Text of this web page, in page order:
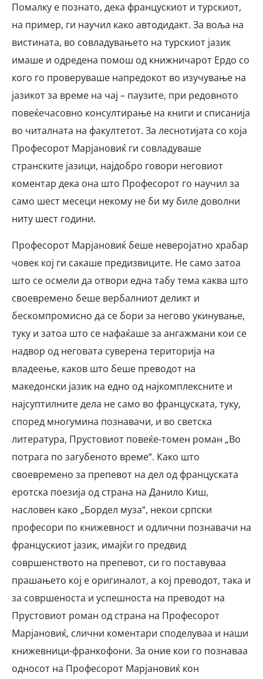
Помалку е познато, дека францускиот и турскиот,
на пример, ги научил како автодидакт. За воља на
вистината, во совладувањето на турскиот јазик
имаше и одредена помош од книжничарот Ердо со
кого го проверуваше напредокот во изучување на
јазикот за време на чај – паузите, при редовното
повеќечасовно консултирање на книги и списанија
во читалната на факултетот. За леснотијата со која
Професорот Марјановиќ ги совладуваше
странските јазици, најдобро говори неговиот
коментар дека она што Професорот го научил за
само шест месеци некому не би му биле доволни
ниту шест години.
Професорот Марјановиќ беше неверојатно храбар
човек кој ги сакаше предизвиците. Не само затоа
што се осмели да отвори една табу тема каква што
своевремено беше вербалниот деликт и
бескомпромисно да се бори за негово укинување,
туку и затоа што се нафаќаше за ангажмани кои се
надвор од неговата суверена територија на
владеење, каков што беше преводот на
македонски јазик на едно од најкомплексните и
најсуптилните дела не само во француската, туку,
според многумина познавачи, и во светска
литература, Прустовиот повеќе-томен роман „Во
потрага по загубеното време“. Како што
своевремено за препевот на дел од француската
еротска поезија од страна на Данило Киш,
насловен како „Бордел муза“, некои српски
професори по книжевност и одлични познавачи на
францускиот јазик, имајќи го предвид
совршенството на препевот, си го поставуваа
прашањето кој е оригиналот, а кој преводот, така и
за совршеноста и успешноста на преводот на
Прустовиот роман од страна на Професорот
Марјановиќ, слични коментари споделуваа и наши
книжевници-франкофони. За оние кои го познаваа
односот на Професорот Марјановиќ кон